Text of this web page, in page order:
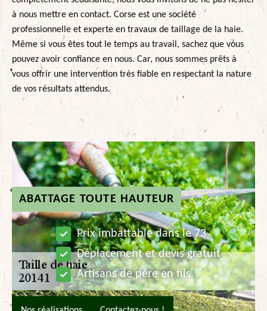
ABATTAGE TOUTE HAUTEUR
Prix imbattable dans le 73
Déplacement et devis gratuit
Artisans de père en fils
à nous mettre en contact. Corse est une société
professionnelle et experte en travaux de taillage de la haie.
Même si vous êtes tout le temps au travail, sachez que vous
pouvez avoir confiance en nous. Car, nous sommes prêts à
vous offrir une intervention très fiable en respectant la nature
de vos résultats attendus.